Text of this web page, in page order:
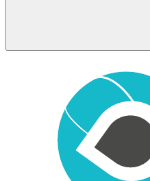
Buscar